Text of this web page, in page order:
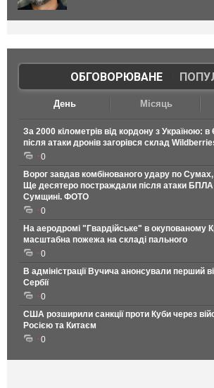
ОБГОВОРЮВАНЕ|
День Місяць
За 2000 кілометрів від кордону з Україною: в
після атаки дронів загорівся склад
0
Ворог завдав комбінованого удару по
Ще десятеро постраждали після атаки БПЛА
Сумщині. ФОТО
0
На аеродромі "Гвардійське" в окупованому
масштабна пожежа на складі пального
0
В адміністрації Вучича анонсували перший
Сербії
0
США розширили санкції проти Куби через
Росією та Китаєм
0